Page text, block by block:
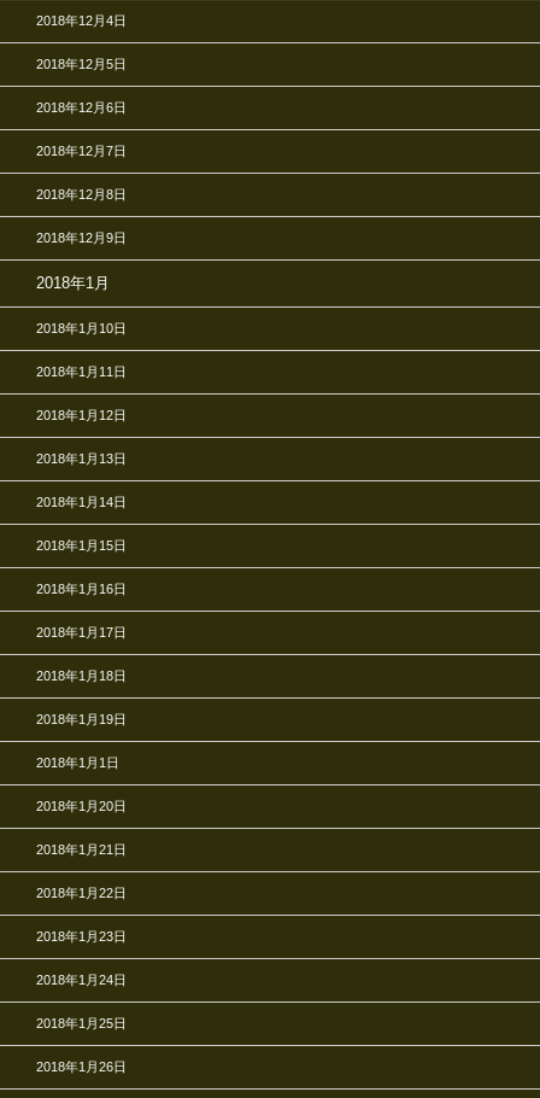
2018年12月4日
2018年12月5日
2018年12月6日
2018年12月7日
2018年12月8日
2018年12月9日
2018年1月
2018年1月10日
2018年1月11日
2018年1月12日
2018年1月13日
2018年1月14日
2018年1月15日
2018年1月16日
2018年1月17日
2018年1月18日
2018年1月19日
2018年1月1日
2018年1月20日
2018年1月21日
2018年1月22日
2018年1月23日
2018年1月24日
2018年1月25日
2018年1月26日